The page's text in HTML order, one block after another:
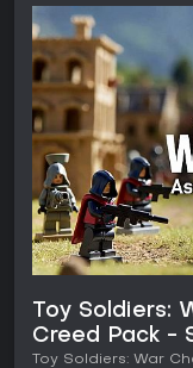
Toy Soldiers:
Creed Pack -
Toy Soldiers: War